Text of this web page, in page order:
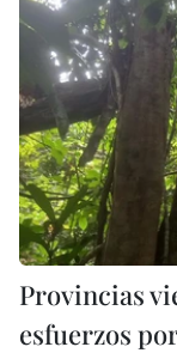
Provincias
esfuerzos